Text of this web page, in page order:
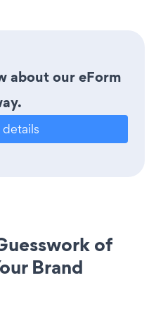
about our eForm
details
of
Brand